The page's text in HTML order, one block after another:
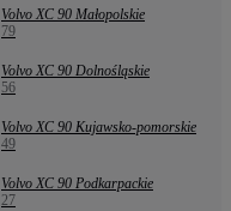
Volvo XC 90 Małopolskie
79
Volvo XC 90 Dolnośląskie
56
Volvo XC 90 Kujawsko-pomorskie
49
Volvo XC 90 Podkarpackie
27